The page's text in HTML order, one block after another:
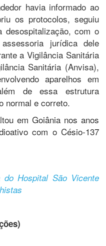
havia informado ao
os protocolos, seguiu
desospitalização, com o
jurídica dele
a Vigilância Sanitária
Sanitária (Anvisa),
aparelhos em
de essa estrutura
normal e correto.
em Goiânia nos anos
com o Césio-137
do Hospital São Vicente